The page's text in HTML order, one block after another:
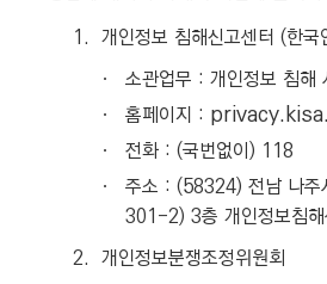
1. 개인정보 침해신고센터 (한
ㆍ
소관업무 : 개인정보 침해
ㆍ
홈페이지 :
ㆍ
전화 : (국번없이) 118
ㆍ
주소 : (58324) 전남 나주
301-2) 3층 개인정보침해
2. 개인정보분쟁조정위원회